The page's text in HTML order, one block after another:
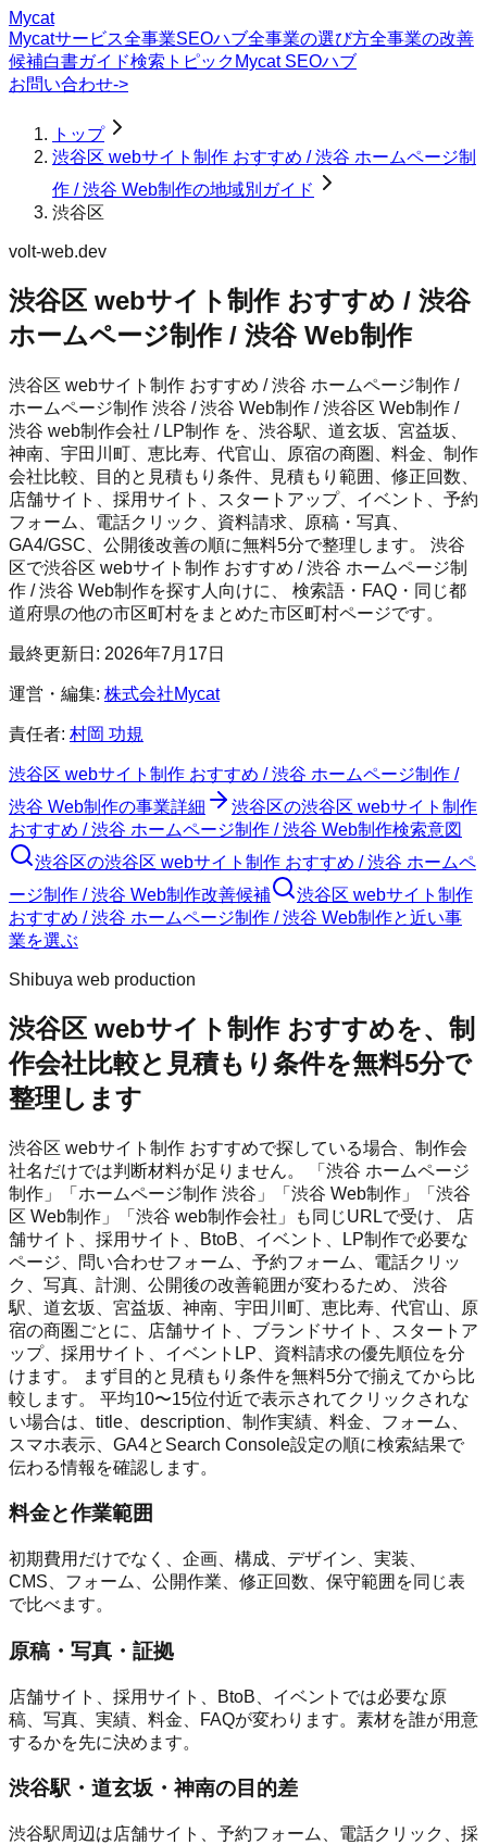
Mycat
Mycatサービス全事業SEOハブ全事業の選び方全事業の改善
候補白書ガイド検索トピック Mycat SEOハブ
お問い合わせ->
トップ
渋谷区 webサイト制作 おすすめ / 渋谷 ホームページ制
作 / 渋谷 Web制作の地域別ガイド
渋谷区
volt-web.dev
渋谷区 webサイト制作 おすすめ / 渋谷
ホームページ制作 / 渋谷 Web制作
渋谷区 webサイト制作 おすすめ / 渋谷 ホームページ制作 /
ホームページ制作 渋谷 / 渋谷 Web制作 / 渋谷区 Web制作 /
渋谷 web制作会社 / LP制作 を、渋谷駅、道玄坂、宮益坂、
神南、宇田川町、恵比寿、代官山、原宿の商圏、料金、制作
会社比較、目的と見積もり条件、見積もり範囲、修正回数、
店舗サイト、採用サイト、スタートアップ、イベント、予約
フォーム、電話クリック、資料請求、原稿・写真、
GA4/GSC、公開後改善の順に無料5分で整理します。 渋谷
区で渋谷区 webサイト制作 おすすめ / 渋谷 ホームページ制
作 / 渋谷 Web制作を探す人向けに、 検索語・FAQ・同じ都
道府県の他の市区町村をまとめた市区町村ページです。
最終更新日: 2026年7月17日
運営・編集: 株式会社Mycat
責任者: 村岡 功規
渋谷区 webサイト制作 おすすめ / 渋谷 ホームページ制作 /
渋谷 Web制作の事業詳細 渋谷区の渋谷区 webサイト制作
おすすめ / 渋谷 ホームページ制作 / 渋谷 Web制作検索意図
渋谷区の渋谷区 webサイト制作 おすすめ / 渋谷 ホームペ
ージ制作 / 渋谷 Web制作改善候補
渋谷区 webサイト制作
おすすめ / 渋谷 ホームページ制作 / 渋谷 Web制作と近い事
業を選ぶ
Shibuya web production
渋谷区 webサイト制作 おすすめを、制
作会社比較と見積もり条件を無料5分で
整理します
渋谷区 webサイト制作 おすすめで探している場合、制作会
社名だけでは判断材料が足りません。 「渋谷 ホームページ
制作」「ホームページ制作 渋谷」「渋谷 Web制作」「渋谷
区 Web制作」「渋谷 web制作会社」も同じURLで受け、 店
舗サイト、採用サイト、BtoB、イベント、LP制作で必要な
ページ、問い合わせフォーム、予約フォーム、電話クリッ
ク、写真、計測、公開後の改善範囲が変わるため、 渋谷
駅、道玄坂、宮益坂、神南、宇田川町、恵比寿、代官山、原
宿の商圏ごとに、店舗サイト、ブランドサイト、スタートア
ップ、採用サイト、イベントLP、資料請求の優先順位を分
けます。 まず目的と見積もり条件を無料5分で揃えてから比
較します。 平均10〜15位付近で表示されてクリックされな
い場合は、title、description、制作実績、料金、フォーム、
スマホ表示、GA4とSearch Console設定の順に検索結果で
伝わる情報を確認します。
料金と作業範囲
初期費用だけでなく、企画、構成、デザイン、実装、
CMS、フォーム、公開作業、修正回数、保守範囲を同じ表
で比べます。
原稿・写真・証拠
店舗サイト、採用サイト、BtoB、イベントでは必要な原
稿、写真、実績、料金、FAQが変わります。素材を誰が用意
するかを先に決めます。
渋谷駅・道玄坂・神南の目的差
渋谷駅周辺は店舗サイト、予約フォーム、電話クリック、採